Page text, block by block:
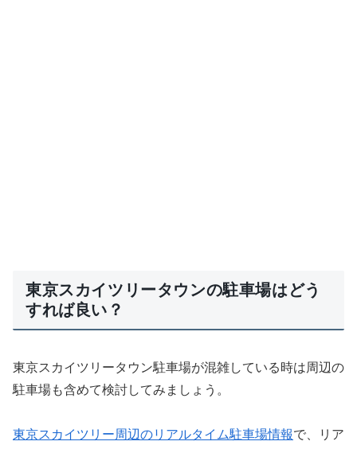
東京スカイツリータウンの駐車場はどう
すれば良い？
東京スカイツリータウン駐車場が混雑している時は周辺の
駐車場も含めて検討してみましょう。
東京スカイツリー周辺のリアルタイム駐車場情報で、リア